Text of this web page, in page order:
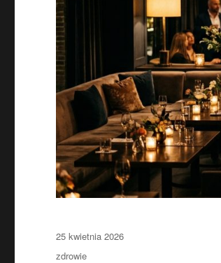
Data
publikacji
25 kwietnia 2026
Kategorie
zdrowie